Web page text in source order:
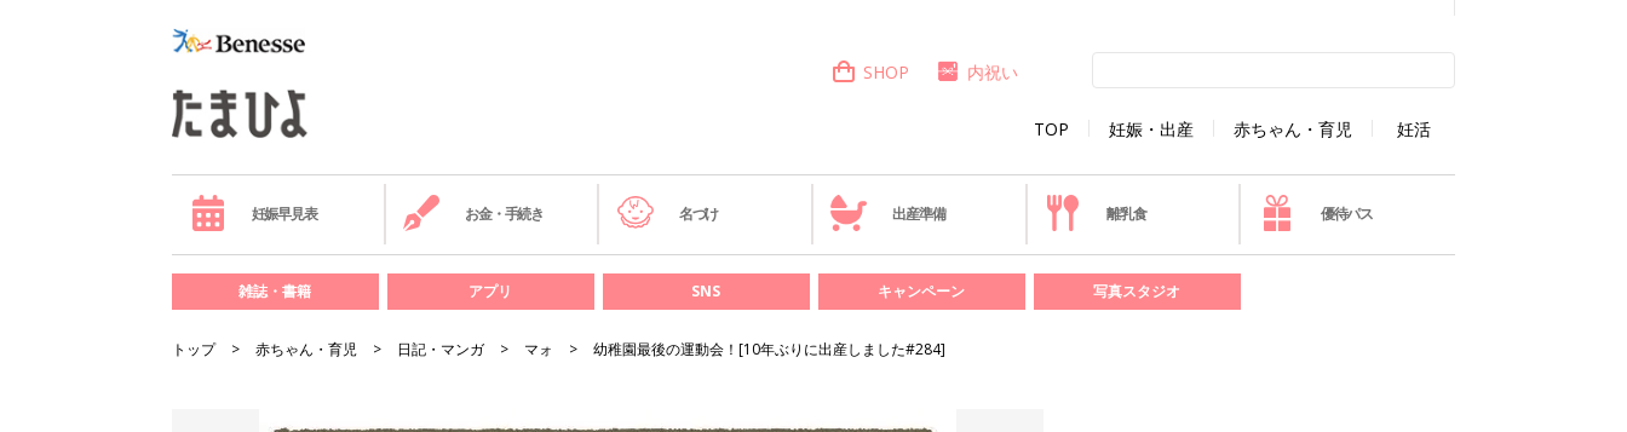
TOP 妊娠・出産 赤ちゃん・育児 妊活
SHOP 内祝い
妊娠早見表 お金・手続き 名づけ 出産準備 離乳食 優待パス
雑誌・書籍 アプリ SNS キャンペーン 写真スタジオ
トップ 赤ちゃん・育児 日記・マンガ マォ 幼稚園最後の運動会！[10年ぶりに出産しました#284]